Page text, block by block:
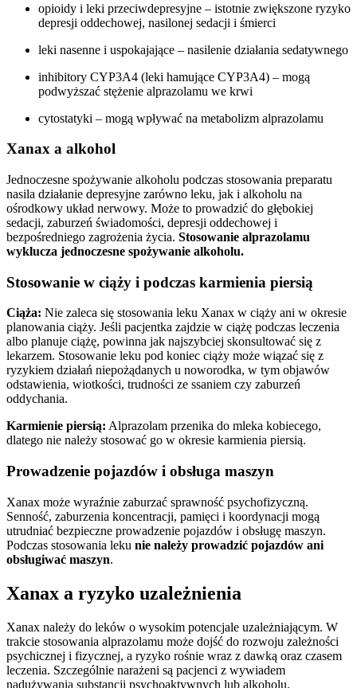
opioidy i leki przeciwdepresyjne – istotnie zwiększone ryzyko
depresji oddechowej, nasilonej sedacji i śmierci
leki nasenne i uspokajające – nasilenie działania sedatywnego
inhibitory CYP3A4 (leki hamujące CYP3A4) – mogą
podwyższać stężenie alprazolamu we krwi
cytostatyki – mogą wpływać na metabolizm alprazolamu
Xanax a alkohol
Jednoczesne spożywanie alkoholu podczas stosowania preparatu
nasila działanie depresyjne zarówno leku, jak i alkoholu na
ośrodkowy układ nerwowy. Może to prowadzić do głębokiej
sedacji, zaburzeń świadomości, depresji oddechowej i
bezpośredniego zagrożenia życia. Stosowanie alprazolamu
wyklucza jednoczesne spożywanie alkoholu.
Stosowanie w ciąży i podczas karmienia piersią
Ciąża: Nie zaleca się stosowania leku Xanax w ciąży ani w okresie
planowania ciąży. Jeśli pacjentka zajdzie w ciążę podczas leczenia
albo planuje ciążę, powinna jak najszybciej skonsultować się z
lekarzem. Stosowanie leku pod koniec ciąży może wiązać się z
ryzykiem działań niepożądanych u noworodka, w tym objawów
odstawienia, wiotkości, trudności ze ssaniem czy zaburzeń
oddychania.
Karmienie piersią: Alprazolam przenika do mleka kobiecego,
dlatego nie należy stosować go w okresie karmienia piersią.
Prowadzenie pojazdów i obsługa maszyn
Xanax może wyraźnie zaburzać sprawność psychofizyczną.
Senność, zaburzenia koncentracji, pamięci i koordynacji mogą
utrudniać bezpieczne prowadzenie pojazdów i obsługę maszyn.
Podczas stosowania leku nie należy prowadzić pojazdów ani
obsługiwać maszyn.
Xanax a ryzyko uzależnienia
Xanax należy do leków o wysokim potencjale uzależniającym. W
trakcie stosowania alprazolamu może dojść do rozwoju zależności
psychicznej i fizycznej, a ryzyko rośnie wraz z dawką oraz czasem
leczenia. Szczególnie narażeni są pacjenci z wywiadem
nadużywania substancji psychoaktywnych lub alkoholu.